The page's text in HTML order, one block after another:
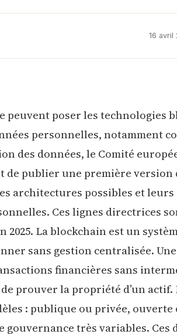
16 avril
peuvent poser les technologies
personnelles, notamment
des données, le Comité
de publier une première version
architectures possibles et
Ces lignes directrices
La blockchain est un
sans gestion centralisée.
financières sans
prouver la propriété d’un actif.
: publique ou privée,
gouvernance très variables. Ces